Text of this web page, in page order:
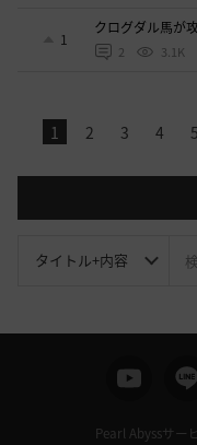
1
クログダル馬が
2 3.1K
1 2 3 4 5
Pearl Abyssサー